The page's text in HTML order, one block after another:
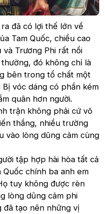
đã có lợi thế lớn về
Tam Quốc, chiều cao
và Trương Phi rất nổi
đó không chỉ là
bên trong tổ chất một
vóc dáng có phần kém
quân hơn người.
trận không phải cứ võ
thắng, nhiều trường
vào lòng dũng cảm cùng
tập hợp hài hòa tất cả
chính ba anh em
tuy không được rèn
lòng dũng cảm phi
đã tạo nên những vị